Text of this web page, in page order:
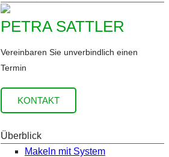
PETRA SATTLER
Vereinbaren Sie unverbindlich einen
Termin
KONTAKT
Überblick
Makeln mit System